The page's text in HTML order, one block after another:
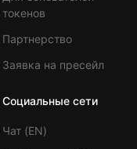
токенов
Партнерство
Заявка на пресейл
Социальные сети
Чат (EN)